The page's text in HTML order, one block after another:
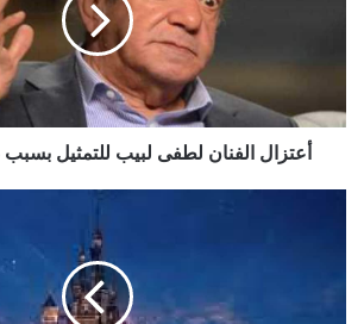
أعتزال الفنان لطفى لبيب للتمثيل